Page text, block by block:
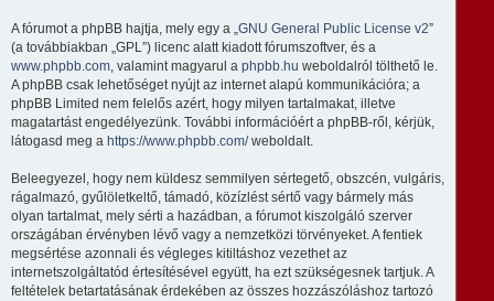
A fórumot a phpBB hajtja, mely egy a „GNU General Public License v2”
(a továbbiakban „GPL”) licenc alatt kiadott fórumszoftver, és a
www.phpbb.com, valamint magyarul a phpbb.hu weboldalról tölthető le.
A phpBB csak lehetőséget nyújt az internet alapú kommunikációra; a
phpBB Limited nem felelős azért, hogy milyen tartalmakat, illetve
magatartást engedélyezünk. További információért a phpBB-ről, kérjük,
látogasd meg a https://www.phpbb.com/weboldalt.
Beleegyezel, hogy nem küldesz semmilyen sértegető, obszcén, vulgáris,
rágalmazó, gyűlöletkeltő, támadó, közízlést sértő vagy bármely más
olyan tartalmat, mely sérti a hazádban, a fórumot kiszolgáló szerver
országában érvényben lévő vagy a nemzetközi törvényeket. A fentiek
megsértése azonnali és végleges kitiltáshoz vezethet az
internetszolgáltatód értesítésével együtt, ha ezt szükségesnek tartjuk. A
feltételek betartatásának érdekében az összes hozzászóláshoz tartozó